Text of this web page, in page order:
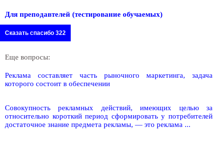
Для преподавтелей (тестирование обучаемых)
Сказать спасибо 322
Еще вопросы:
Реклама составляет часть рыночного маркетинга, задача
которого состоит в обеспечении
Совокупность рекламных действий, имеющих целью за
относительно короткий период сформировать у потребителей
достаточное знание предмета рекламы, — это реклама ...